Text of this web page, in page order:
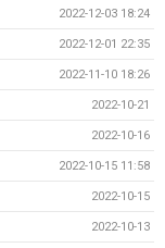
2022-12-03 18:24
2022-12-01 22:35
2022-11-10 18:26
2022-10-21
2022-10-16
2022-10-15 11:58
2022-10-15
2022-10-13